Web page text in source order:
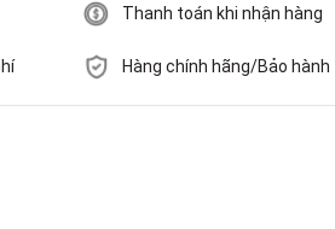
Thanh toán khi nhận hàng
Hàng chính hãng/Bảo hành